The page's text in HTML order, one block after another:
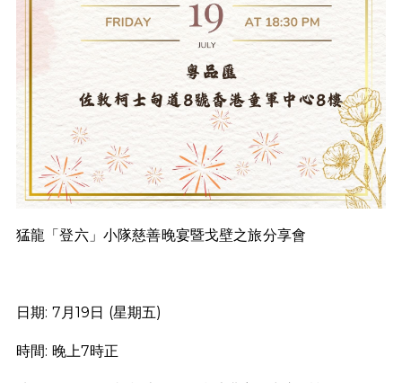
猛龍「登六」小隊慈善晚宴暨戈壁之旅分享會
日期: 7月19日 (星期五)
時間: 晚上7時正